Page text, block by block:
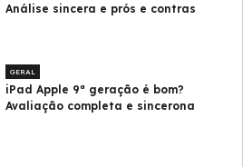
Análise sincera e prós e contras
GERAL
iPad Apple 9ª geração é bom?
Avaliação completa e sincerona